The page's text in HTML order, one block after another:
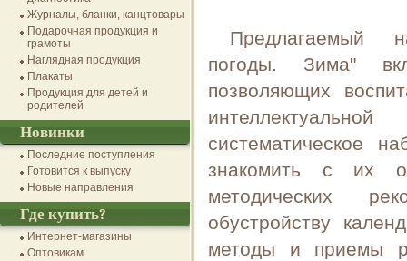
Предлагаемый
погоды. Зима"
позволяющих
систематическое
знакомить с их
методических
обустройству
методы и приемы
Журналы, бланки, канцтовары
Подарочная продукция и
грамоты
Наглядная продукция
Плакаты
Продукция для детей и
родителей
Новинки
Последние поступления
Готовится к выпуску
Новые направления
Где купить?
Интернет-магазины
Оптовикам